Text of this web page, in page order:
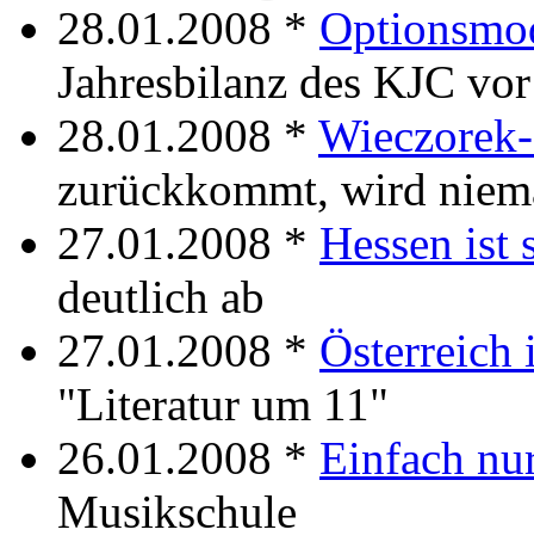
28.01.2008 *
Jahresbilanz des KJC vor
28.01.2008 *
zurückkommt, wird
27.01.2008 * Hessen ist
deutlich ab
27.01.2008 * Österreich
"Literatur um 11"
26.01.2008 * Einfach
Musikschule